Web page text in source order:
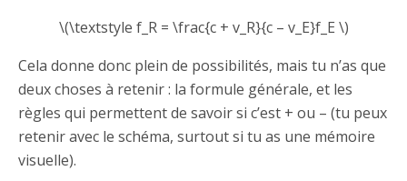
\(\textstyle f_R = \frac{c + v_R}{c – v_E}f_E \)
Cela donne donc plein de possibilités, mais tu n’as que
deux choses à retenir : la formule générale, et les
règles qui permettent de savoir si c’est + ou – (tu peux
retenir avec le schéma, surtout si tu as une mémoire
visuelle).